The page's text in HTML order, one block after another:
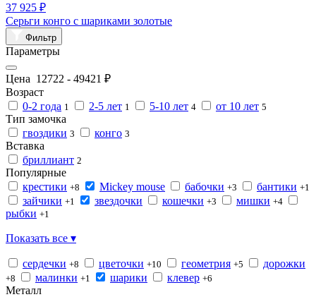
37 925 ₽
Серьги конго с шариками золотые
Фильтр
Параметры
Цена 12722 - 49421 ₽
Возраст
0-2 года 1 2-5 лет 1 5-10 лет 4 от 10 лет 5
Тип замочка
гвоздики 3 конго 3
Вставка
бриллиант 2
Популярные
крестики +8 Mickey mouse бабочки +3 бантики +1
зайчики +1 звездочки кошечки +3 мишки +4
рыбки +1
Показать все ▾
сердечки +8 цветочки +10 геометрия +5 дорожки
+8 малинки +1 шарики клевер +6
Металл